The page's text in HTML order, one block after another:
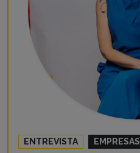
ENTREVISTA EMPRESAS